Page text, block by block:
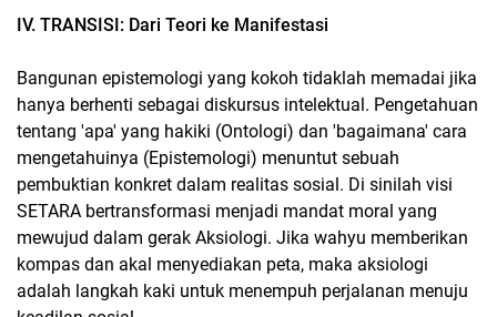
IV. TRANSISI: Dari Teori ke Manifestasi
Bangunan epistemologi yang kokoh tidaklah memadai jika
hanya berhenti sebagai diskursus intelektual. Pengetahuan
tentang 'apa' yang hakiki (Ontologi) dan 'bagaimana' cara
mengetahuinya (Epistemologi) menuntut sebuah
pembuktian konkret dalam realitas sosial. Di sinilah visi
SETARA bertransformasi menjadi mandat moral yang
mewujud dalam gerak Aksiologi. Jika wahyu memberikan
kompas dan akal menyediakan peta, maka aksiologi
adalah langkah kaki untuk menempuh perjalanan menuju